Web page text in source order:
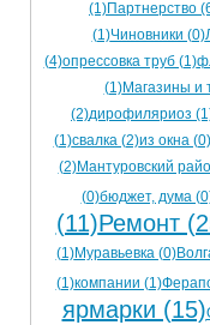
(1)Партнерство
(1)Чиновники (0)
(4)опрессовка труб (1)
(1)Магазины и
(2)дирофиляриоз
(1)свалка (2)из окна (0)
(2)Мантуровский
(0)бюджет, дума
(11)Ремонт
(1)Муравьевка (0)
(1)компании (1)
ярмарки (15)